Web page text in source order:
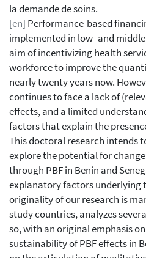
la demande de soins.
[en] Performance-based
implemented in low- and
aim of incentivizing health
workforce to improve the
nearly twenty years now.
continues to face a lack of
effects, and a limited
factors that explain the
This doctoral research intends
explore the potential for
through PBF in Benin and
explanatory factors underlying
originality of our research is
study countries, analyzes
so, with an original emphasis
sustainability of PBF effects in